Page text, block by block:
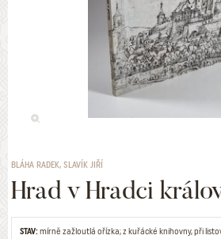
BLÁHA RADEK, SLAVÍK JIŘÍ
Hrad v Hradci
STAV:mírně zažloutlá ořízka; z kuřácké knihovny, při